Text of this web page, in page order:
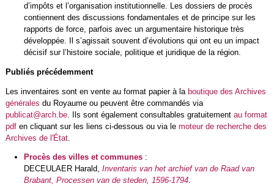
d’impôts et l’organisation institutionnelle. Les dossiers de procès
contiennent des discussions fondamentales et de principe sur les
rapports de force, parfois avec un argumentaire historique très
développée. Il s’agissait souvent d’évolutions qui ont eu un impact
décisif sur l’histoire sociale, politique et juridique de la région.
Publiés précédemment
Les inventaires sont en vente au format papier à la boutique des Archives
générales du Royaume ou peuvent être commandés via
publicat@arch.be. Ils sont également consultables gratuitement au format
pdfen cliquant sur les liens ci-dessous ou via le moteur de recherche des
Archives de l'État.
Procès des villes et communes:
DECEULAER Harald, Inventaris van het archief van de Raad van
Brabant, Processen van de steden, 1596-1794.